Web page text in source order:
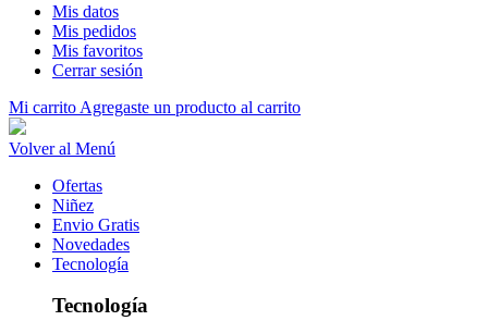
Mis datos
Mis pedidos
Mis favoritos
Cerrar sesión
Mi carrito Agregaste un producto al carrito
Volver al Menú
Ofertas
Niñez
Envio Gratis
Novedades
Tecnología
Tecnología